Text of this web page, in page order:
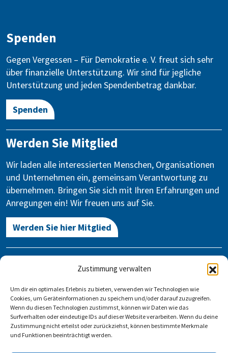
Zustimmung verwalten
Um dir ein optimales Erlebnis zu bieten, verwenden wir Technologien wie
Cookies, um Geräteinformationen zu speichern und/oder darauf zuzugreifen.
Wenn du diesen Technologien zustimmst, können wir Daten wie das
Surfverhalten oder eindeutige IDs auf dieser Website verarbeiten. Wenn du deine
Zustimmung nicht erteilst oder zurückziehst, können bestimmte Merkmale
und Funktionen beeinträchtigt werden.
Spenden
Gegen Vergessen – Für Demokratie e. V. freut sich sehr
über finanzielle Unterstützung. Wir sind für jegliche
Unterstützung und jeden Spendenbetrag dankbar.
Spenden
Werden Sie Mitglied
Wir laden alle interessierten Menschen, Organisationen
und Unternehmen ein, gemeinsam Verantwortung zu
übernehmen. Bringen Sie sich mit Ihren Erfahrungen und
Anregungen ein! Wir freuen uns auf Sie.
Werden Sie hier Mitglied
Kontakt
Stauffenbergstraße 13-14
10785 Berlin
info@gegen-vergessen.de